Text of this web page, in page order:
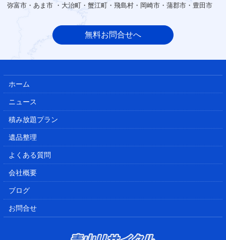
弥富市・あま市 ・大治町・蟹江町・飛島村・岡崎市・蒲郡市・豊田市
無料お問合せへ
ホーム
ニュース
積み放題プラン
遺品整理
よくある質問
会社概要
ブログ
お問合せ